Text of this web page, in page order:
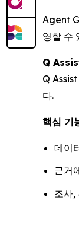
Agent
영할 수
Q
Q
다.
핵심 기
데이
근거
조사,